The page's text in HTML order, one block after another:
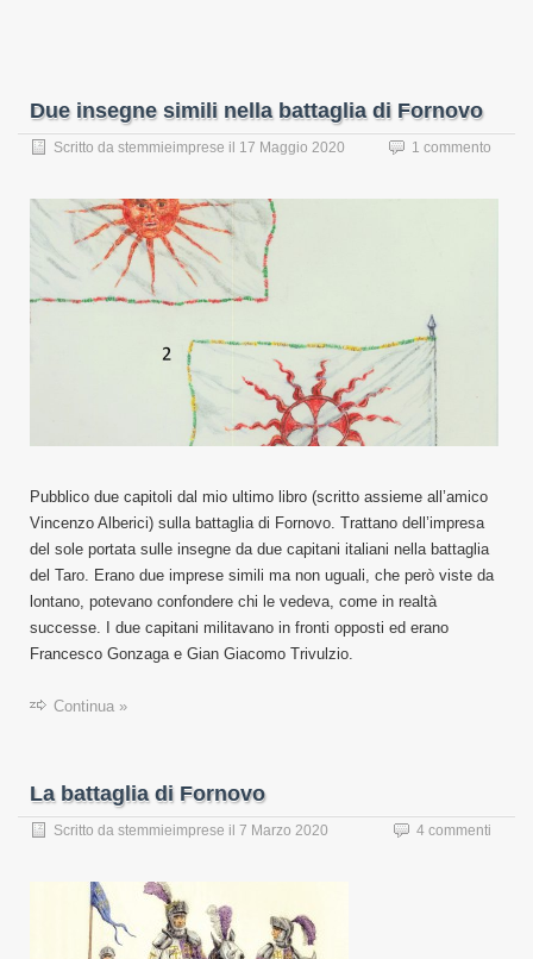
Due insegne simili nella battaglia di Fornovo
Scritto da stemmieimprese il 17 Maggio 2020 1 commento
Pubblico due capitoli dal mio ultimo libro (scritto assieme all’amico
Vincenzo Alberici) sulla battaglia di Fornovo. Trattano dell’impresa
del sole portata sulle insegne da due capitani italiani nella battaglia
del Taro. Erano due imprese simili ma non uguali, che però viste da
lontano, potevano confondere chi le vedeva, come in realtà
successe. I due capitani militavano in fronti opposti ed erano
Francesco Gonzaga e Gian Giacomo Trivulzio.
Continua »
La battaglia di Fornovo
Scritto da stemmieimprese il 7 Marzo 2020 4 commenti